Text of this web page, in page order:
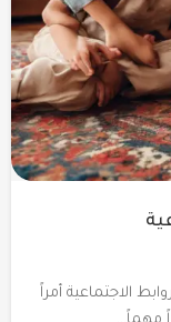
الاجتماعية أمراً